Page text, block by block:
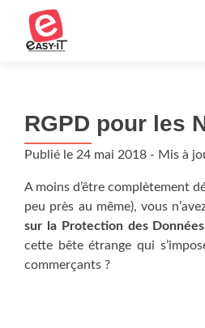
RGPD pour les
Publié le 24 mai 2018 - Mis à
A moins d’être complètement
peu près au même), vous
sur la Protection des Données
cette bête étrange qui
commerçants ?